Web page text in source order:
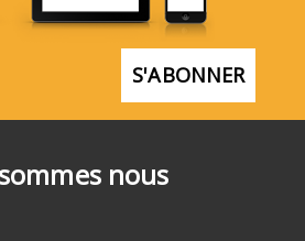
nous
S'ABONNER